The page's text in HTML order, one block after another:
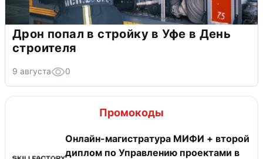
Дрон попал в стройку в Уфе в День
строителя
9 августа 0
Промокоды
Онлайн-магистратура МИФИ + второй
диплом по Управлению проектами в